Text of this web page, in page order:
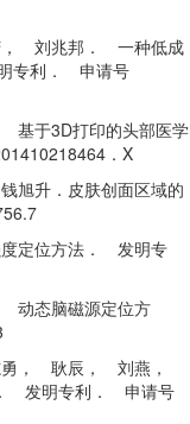
， 刘兆邦 ． 一种低成
专利 ． 申请号
基于3D打印的头部医学
．X
旭升 ． 皮肤创面区域的
定位方法 ． 发明专
动态脑磁源定位方
， 耿辰 ， 刘燕 ，
． 发明专利 ． 申请号